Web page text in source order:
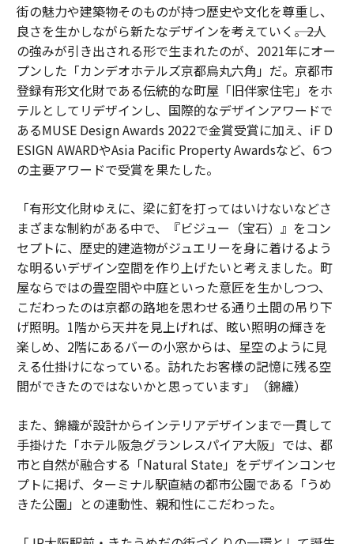
街の魅力や建築物そのものが持つ歴史や文化を尊重し、
良さを生かしながら新たなデザインを考えていく――。2人
の強みが引き出される形で生まれたのが、2021年にオー
プンした「カンデオホテルズ京都烏丸六角」だ。京都市
登録有形文化財である伝統的な町屋「旧伴家住宅」をホ
テルとしてリデザインし、国際的なデザインアワードで
あるMUSE Design Awards 2022で金賞受賞に加え、iF D
ESIGN AWARDやAsia Pacific Property Awardsなど、6つ
の主要アワードで受賞を果たした。
「有形文化財ゆえに、梁に釘を打ってはいけないなどさ
まざまな制約がある中で、『ビジュー（宝石）』をコン
セプトに、歴史的建造物がジュエリーを身に着けるよう
な明るいデザイン空間を作り上げたいと考えました。町
屋ならではの畳空間や中庭といった意匠を生かしつつ、
こだわったのは京都の路地を思わせる通り土間の吊り下
げ照明。1階から天井を見上げれば、眩い照明の輝きを
楽しめ、2階にあるバーの小窓からは、星空のように見
える仕掛けになっている。訪れたお客様の記憶に残る空
間ができたのではないかと思っています」（錦織）
また、錦織が設計からインテリアデザインまで一貫して
手掛けた「ホテル阪急グランレスパイア大阪」では、都
市と自然が融合する「Natural State」をデザインコンセ
プトに掲げ、ターミナル駅直結の都市公園である「うめ
きた公園」との連動性、親和性にこだわった。